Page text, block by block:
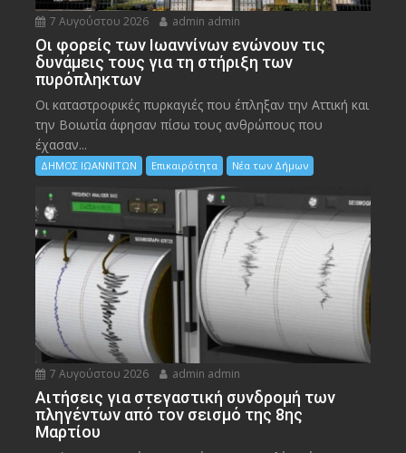
7 Αυγούστου 2026 admin admin
Οι φορείς των Ιωαννίνων ενώνουν τις
δυνάμεις τους για τη στήριξη των
πυρόπληκτων
Οι καταστροφικές πυρκαγιές που έπληξαν την Αττική και
την Bοιωτία άφησαν πίσω τους ανθρώπους που
έχασαν...
ΔΗΜΟΣ ΙΩΑΝΝΙΤΩΝ Επικαιρότητα Νέα των Δήμων
7 Αυγούστου 2026 admin admin
Αιτήσεις για στεγαστική συνδρομή των
πληγέντων από τον σεισμό της 8ης
Μαρτίου